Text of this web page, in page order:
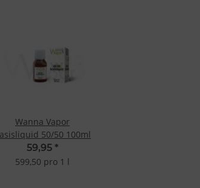
Wanna Vapor
50/50 100ml
59,95 *
599,50 pro 1 l